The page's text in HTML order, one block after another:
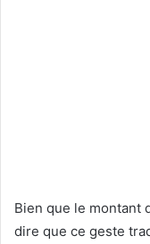
Bien que le montant
dire que ce geste